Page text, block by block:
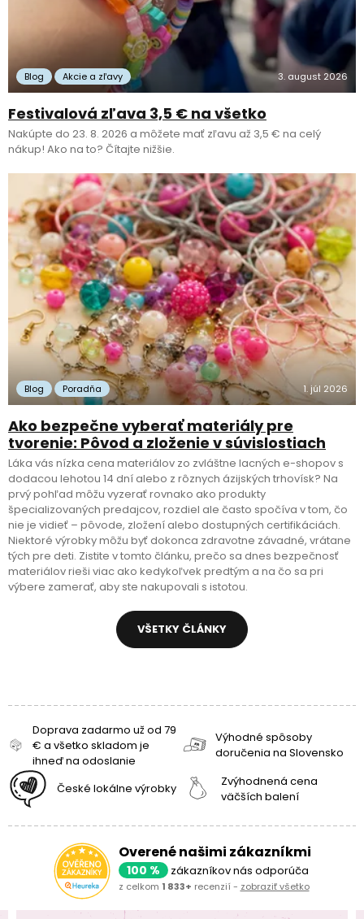
Blog Akcie a zľavy 3. august 2026
Festivalová zľava 3,5 € na všetko
Nakúpte do 23. 8. 2026 a môžete mať zľavu až 3,5 € na celý
nákup! Ako na to? Čítajte nižšie.
Blog Poradňa 1. júl 2026
Ako bezpečne vyberať materiály pre
tvorenie: Pôvod a zloženie v súvislostiach
Láka vás nízka cena materiálov zo zvláštne lacných e-shopov s
dodacou lehotou 14 dní alebo z rôznych ázijských trhovísk? Na
prvý pohľad môžu vyzerať rovnako ako produkty
špecializovaných predajcov, rozdiel ale často spočíva v tom, čo
nie je vidieť – pôvode, zložení alebo dostupných certifikáciách.
Niektoré výrobky môžu byť dokonca zdravotne závadné, vrátane
tých pre deti. Zistite v tomto článku, prečo sa dnes bezpečnosť
materiálov rieši viac ako kedykoľvek predtým a na čo sa pri
výbere zamerať, aby ste nakupovali s istotou.
VŠETKY ČLÁNKY
Doprava zadarmo už od 79
€ a všetko skladom je
ihneď na odoslanie
Výhodné spôsoby
doručenia na Slovensko
České lokálne výrobky
Zvýhodnená cena
väčších balení
Overené našimi zákazníkmi
100 % zákazníkov nás odporúča
z celkom 1 833+ recenzií - zobraziť všetko